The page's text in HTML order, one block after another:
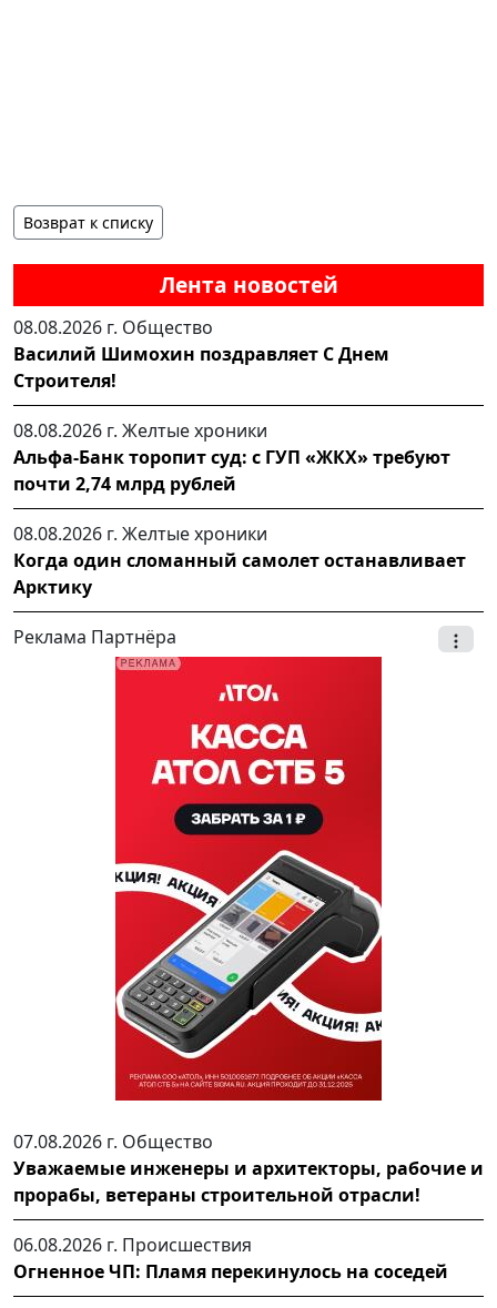
Лента новостей
08.08.2026 г. Общество
Василий Шимохин поздравляет С Днем
Строителя!
08.08.2026 г. Желтые хроники
Альфа-Банк торопит суд: с ГУП «ЖКХ» требуют
почти 2,74 млрд рублей
08.08.2026 г. Желтые хроники
Когда один сломанный самолет останавливает
Арктику
Реклама Партнёра
07.08.2026 г. Общество
Уважаемые инженеры и архитекторы, рабочие и
прорабы, ветераны строительной отрасли!
06.08.2026 г. Происшествия
Огненное ЧП: Пламя перекинулось на соседей
Возврат к списку